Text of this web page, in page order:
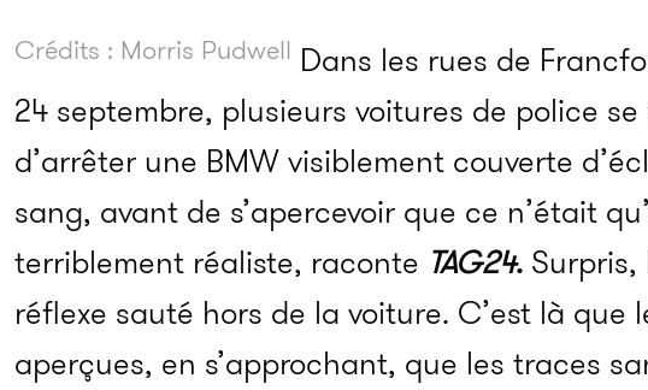
Crédits : Morris Pudwell Dans les rues de
24 septembre, plusieurs voitures de police
d’arrêter une BMW visiblement couverte
sang, avant de s’apercevoir que ce n’était
terriblement réaliste, raconte TAG24.
réflexe sauté hors de la voiture. C’est là que
aperçues, en s’approchant, que les traces